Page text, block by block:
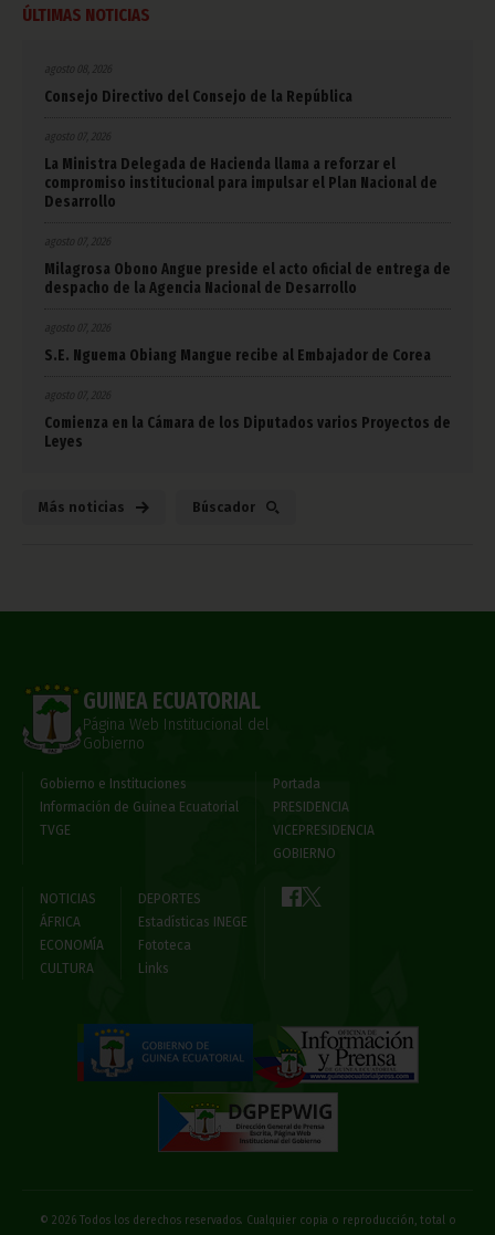
ÚLTIMAS NOTICIAS
agosto 08, 2026
Consejo Directivo del Consejo de la República
agosto 07, 2026
La Ministra Delegada de Hacienda llama a reforzar el
compromiso institucional para impulsar el Plan Nacional de
Desarrollo
agosto 07, 2026
Milagrosa Obono Angue preside el acto oficial de entrega de
despacho de la Agencia Nacional de Desarrollo
agosto 07, 2026
S.E. Nguema Obiang Mangue recibe al Embajador de Corea
agosto 07, 2026
Comienza en la Cámara de los Diputados varios Proyectos de
Leyes
Más noticias Búscador
GUINEA ECUATORIAL
Página Web Institucional del
Gobierno
Gobierno e Instituciones
Información de Guinea Ecuatorial
TVGE
Portada
PRESIDENCIA
VICEPRESIDENCIA
GOBIERNO
NOTICIAS
ÁFRICA
ECONOMÍA
CULTURA
DEPORTES
Estadísticas INEGE
Fototeca
Links
© 2026 Todos los derechos reservados. Cualquier copia o reproducción, total o